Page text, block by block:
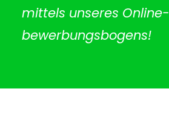
mittels unseres Online-
bewerbungsbogens!